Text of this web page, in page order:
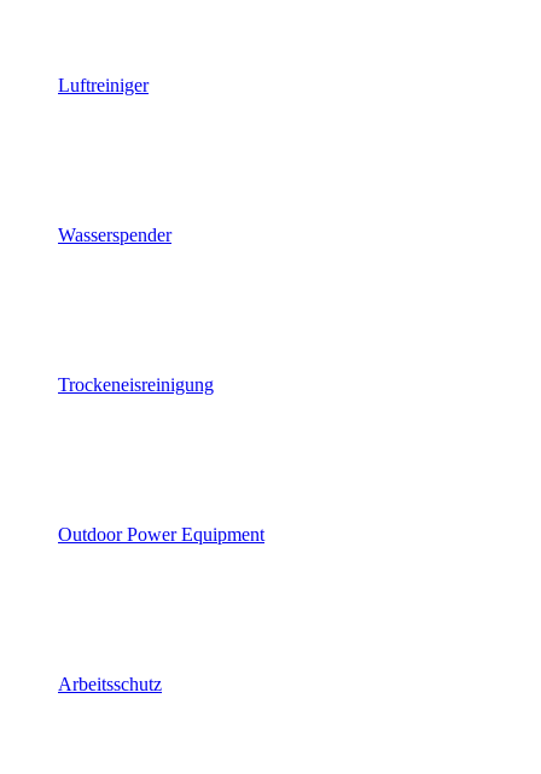
Luftreiniger
Wasserspender
Trockeneisreinigung
Outdoor Power Equipment
Arbeitsschutz